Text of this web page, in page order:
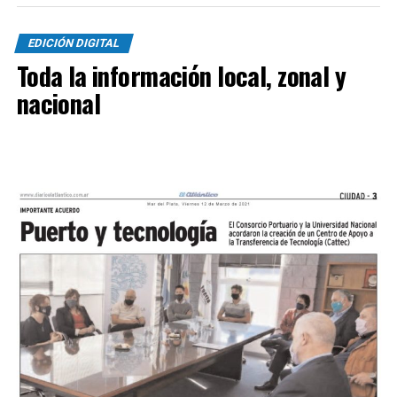
SINTESIS
Kimberley (3 ): Tomás Casas, Bruno Di Bello, Mateo
Rinaldi, Bacigalupe y Hernán Sosa, Santiago Vásquez,
Mauricio Miori, Facundo Rojas y Leonardo Verón, Ullúa y
Santiago Castillo. DT:Mariano Mignini.
EDICIÓN DIGITAL
Toda la información local, zonal y
nacional